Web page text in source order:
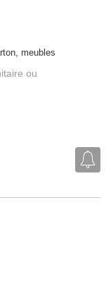
meubles
ou